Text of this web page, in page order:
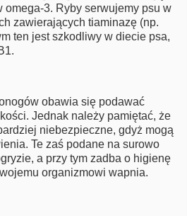
omega-3. Ryby serwujemy psu w
zawierających tiaminazę (np.
ten jest szkodliwy w diecie psa,
obawia się podawać
Jednak należy pamiętać, że
niebezpieczne, gdyż mogą
Te zaś podane na surowo
a przy tym zadba o higienę
organizmowi wapnia.